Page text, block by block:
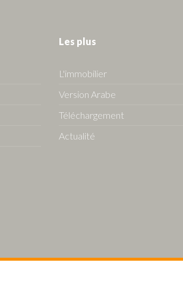
Les plus
L'immobilier
Version Arabe
Téléchargement
Actualité